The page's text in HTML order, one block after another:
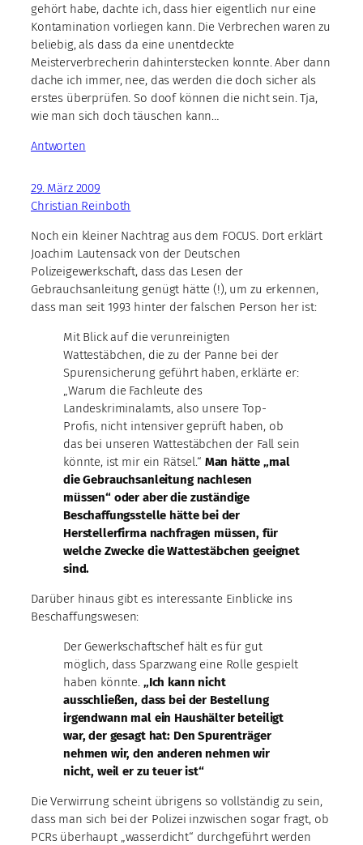
gehört habe, dachte ich, dass hier eigentlich nur eine
Kontamination vorliegen kann. Die Verbrechen waren zu
beliebig, als dass da eine unentdeckte
Meisterverbrecherin dahinterstecken konnte. Aber dann
dache ich immer, nee, das werden die doch sicher als
erstes überprüfen. So doof können die nicht sein. Tja,
wie man sich doch täuschen kann…
Antworten
29. März 2009
Christian Reinboth
Noch ein kleiner Nachtrag aus dem FOCUS. Dort erklärt
Joachim Lautensack von der Deutschen
Polizeigewerkschaft, dass das Lesen der
Gebrauchsanleitung genügt hätte (!), um zu erkennen,
dass man seit 1993 hinter der falschen Person her ist:
Mit Blick auf die verunreinigten
Wattestäbchen, die zu der Panne bei der
Spurensicherung geführt haben, erklärte er:
„Warum die Fachleute des
Landeskriminalamts, also unsere Top-
Profis, nicht intensiver geprüft haben, ob
das bei unseren Wattestäbchen der Fall sein
könnte, ist mir ein Rätsel.“ Man hätte „mal
die Gebrauchsanleitung nachlesen
müssen“ oder aber die zuständige
Beschaffungsstelle hätte bei der
Herstellerfirma nachfragen müssen, für
welche Zwecke die Wattestäbchen geeignet
sind.
Darüber hinaus gibt es interessante Einblicke ins
Beschaffungswesen:
Der Gewerkschaftschef hält es für gut
möglich, dass Sparzwang eine Rolle gespielt
haben könnte. „Ich kann nicht
ausschließen, dass bei der Bestellung
irgendwann mal ein Haushälter beteiligt
war, der gesagt hat: Den Spurenträger
nehmen wir, den anderen nehmen wir
nicht, weil er zu teuer ist“
Die Verwirrung scheint übrigens so vollständig zu sein,
dass man sich bei der Polizei inzwischen sogar fragt, ob
PCRs überhaupt „wasserdicht“ durchgeführt werden